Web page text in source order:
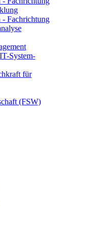
Fachrichtung
System-
für
(FSW)